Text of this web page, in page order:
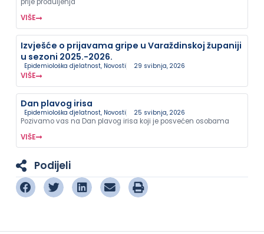
prije produljenja
VIŠE
Izvješće o prijavama gripe u Varaždinskoj županiji
u sezoni 2025.-2026.
Epidemiološka djelatnost, Novosti 29 svibnja, 2026
VIŠE
Dan plavog irisa
Epidemiološka djelatnost, Novosti 25 svibnja, 2026
Pozivamo vas na Dan plavog irisa koji je posvećen osobama
VIŠE
Podijeli